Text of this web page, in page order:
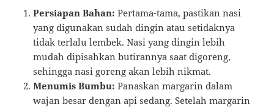
Persiapan Bahan: Pertama-tama, pastikan nasi
yang digunakan sudah dingin atau setidaknya
tidak terlalu lembek. Nasi yang dingin lebih
mudah dipisahkan butirannya saat digoreng,
sehingga nasi goreng akan lebih nikmat.
Menumis Bumbu: Panaskan margarin dalam
wajan besar dengan api sedang. Setelah margarin